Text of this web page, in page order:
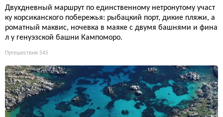
Двухдневный маршрут по единственному нетронутому участ
ку корсиканского побережья: рыбацкий порт, дикие пляжи, а
роматный маквис, ночевка в маяке с двумя башнями и фина
л у генуэзской башни Кампоморо.
Путешествия 545